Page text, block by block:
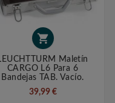

Maletín
CARGO L6 Para 6
Bandejas TAB. Vacío.
39,99 €